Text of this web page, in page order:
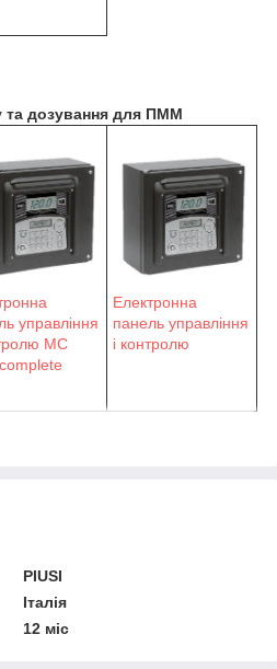
та дозування для ПММ
управління
MC
Електронна
панель управління
і контролю
PIUSI
Італія
12 міс